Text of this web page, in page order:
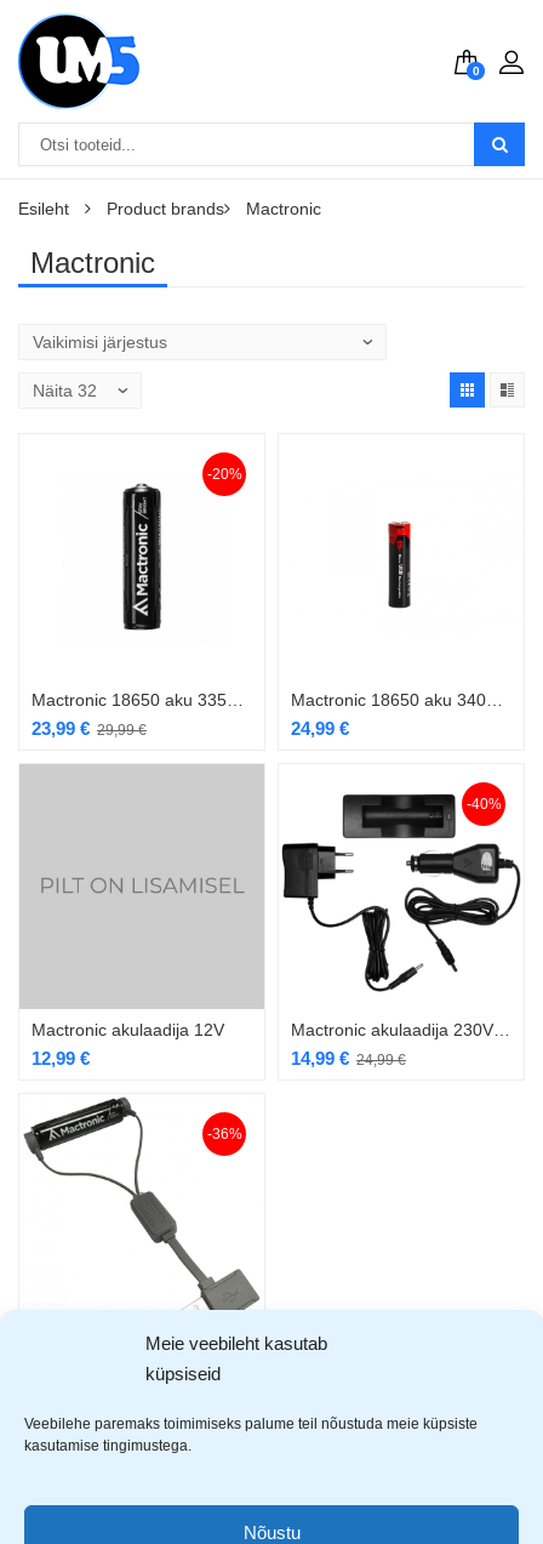
Meie veebileht kasutab
küpsiseid
Veebilehe paremaks toimimiseks palume teil nõustuda meie küpsiste
kasutamise tingimustega.
Nõustu
0
Esileht Product brands Mactronic
Mactronic
-20%
29,99€
23,99 € 24,99 €
Mactronic akulaadija 12V
12,99 €
-40%
24,99€
14,99 €
-36%